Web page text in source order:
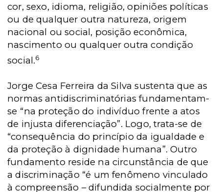
cor, sexo, idioma, religião, opiniões políticas
ou de qualquer outra natureza, origem
nacional ou social, posição econômica,
nascimento ou qualquer outra condição
social.6
Jorge Cesa Ferreira da Silva sustenta que as
normas antidiscriminatórias fundamentam-
se “na proteção do indivíduo frente a atos
de injusta diferenciação”. Logo, trata-se de
“consequência do princípio da igualdade e
da proteção à dignidade humana”. Outro
fundamento reside na circunstância de que
a discriminação “é um fenômeno vinculado
à compreensão – difundida socialmente por